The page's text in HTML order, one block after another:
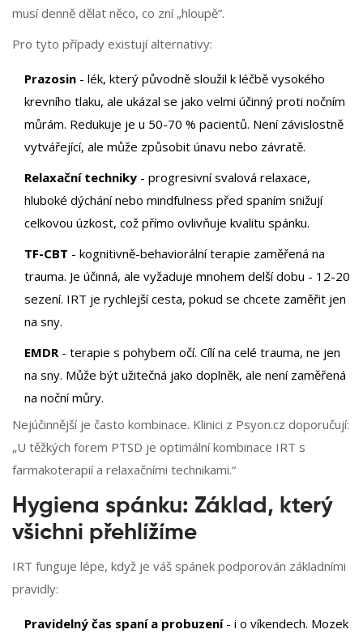
musí denně dělat něco, co zní „hloupě“.
Pro tyto případy existují alternativy:
Prazosin - lék, který původně sloužil k léčbě vysokého
krevního tlaku, ale ukázal se jako velmi účinný proti nočním
můrám. Redukuje je u 50-70 % pacientů. Není závislostně
vytvářející, ale může způsobit únavu nebo závratě.
Relaxační techniky - progresivní svalová relaxace,
hluboké dýchání nebo mindfulness před spaním snižují
celkovou úzkost, což přímo ovlivňuje kvalitu spánku.
TF-CBT - kognitivně-behaviorální terapie zaměřená na
trauma. Je účinná, ale vyžaduje mnohem delší dobu - 12-20
sezení. IRT je rychlejší cesta, pokud se chcete zaměřit jen
na sny.
EMDR- terapie s pohybem očí. Cílí na celé trauma, ne jen
na sny. Může být užitečná jako doplněk, ale není zaměřená
na noční můry.
Nejúčinnější je často kombinace. Klinici z Psyon.cz doporučují:
„U těžkých forem PTSD je optimální kombinace IRT s
farmakoterapií a relaxačními technikami.“
Hygiena spánku: Základ, který
všichni přehlížíme
IRT funguje lépe, když je váš spánek podporován základními
pravidly:
Pravidelný čas spaní a probuzení- i o víkendech. Mozek